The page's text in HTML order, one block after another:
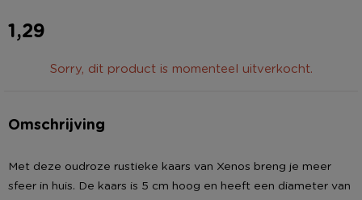
1,29
Sorry, dit product is momenteel uitverkocht.
Omschrijving
Met deze oudroze rustieke kaars van Xenos breng je meer
sfeer in huis. De kaars is 5 cm hoog en heeft een diameter van